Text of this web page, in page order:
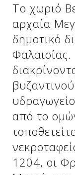
Δείτε
Δείτε
Δείτε
Δείτε
Δείτε
To χωριό
αρχαία
δημοτικό
από το
1204, οι